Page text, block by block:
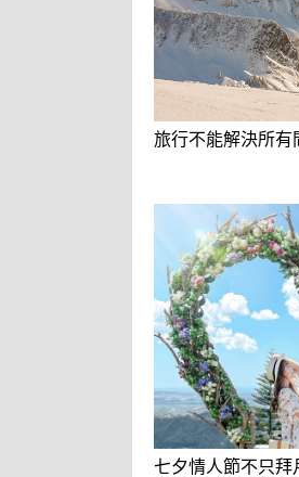
旅行不能解決所有
七夕情人節不只拜